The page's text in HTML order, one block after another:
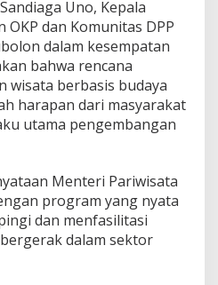
Uno, Kepala
dan Komunitas DPP
dalam kesempatan
bahwa rencana
wisata berbasis budaya
harapan dari masyarakat
utama pengembangan
Menteri Pariwisata
program yang nyata
dan menfasilitasi
dalam sektor